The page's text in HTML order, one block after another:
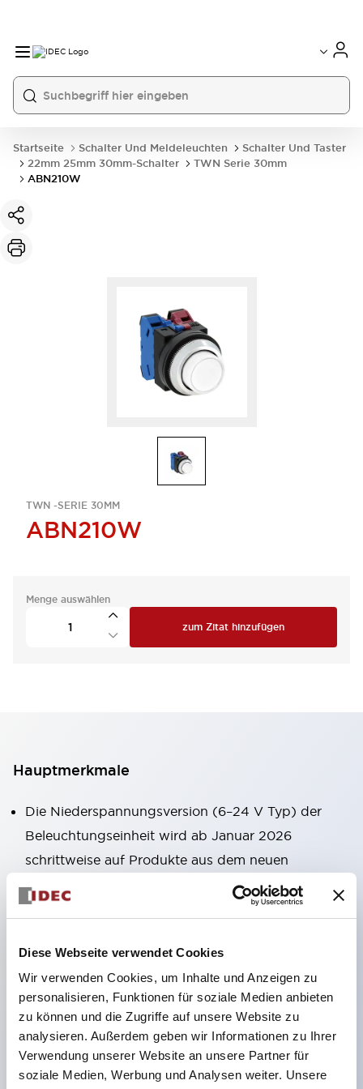
Diese Webseite verwendet Cookies
Wir verwenden Cookies, um Inhalte und Anzeigen zu
personalisieren, Funktionen für soziale Medien anbieten
zu können und die Zugriffe auf unsere Website zu
analysieren. Außerdem geben wir Informationen zu Ihrer
Verwendung unserer Website an unsere Partner für
soziale Medien, Werbung und Analysen weiter. Unsere
Startseite Schalter Und Meldeleuchten
Schalter Und Taster
22mm 25mm 30mm-Schalter
TWN Serie 30mm
ABN210W
TWN -SERIE 30MM
ABN210W
Menge auswählen
zum Zitat hinzufügen
Hauptmerkmale
Die Niederspannungsversion (6–24 V Typ) der
Beleuchtungseinheit wird ab Januar 2026
schrittweise auf Produkte aus dem neuen
Katalogmodell umgestellt.
Ausgestattet mit HW-U-Kontaktblöcken, die eine
Schutzart IP20 bieten.
LED-Lampen für Hochspannungstypen sind jetzt
verfügbar, und die Nennbetriebsspannung des
Direkttyps kann bis zu 240 V betragen.
LED-Lampe (LSRD-Lampe), die mit nur einer
Lampe sechs Farben darstellen kann. Bisher waren